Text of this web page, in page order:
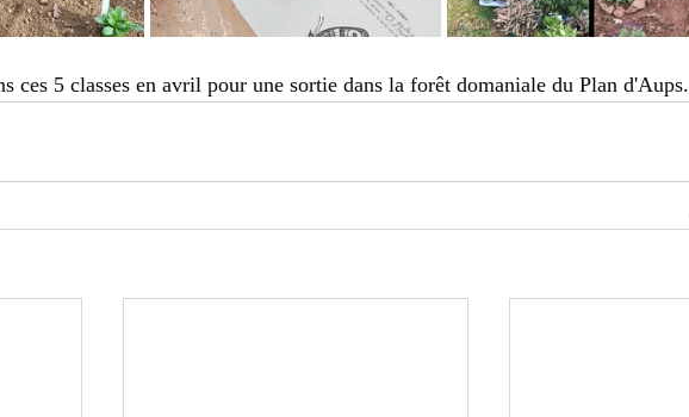
ces 5 classes en avril pour une sortie dans la forêt domaniale du Plan d'Aups.